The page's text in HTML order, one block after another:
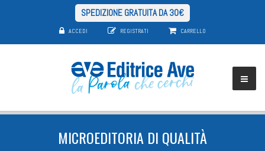
SPEDIZIONE GRATUITA DA 30€
ACCEDI REGISTRATI CARRELLO
MICROEDITORIA DI QUALITÀ